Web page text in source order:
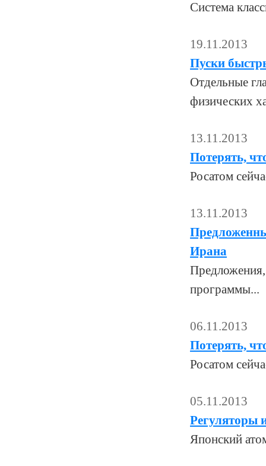
Система
19.11.2013
Пуски
Отдельные
физических
13.11.2013
Потерять,
Росатом
13.11.2013
Ирана
Предложения,
программы...
06.11.2013
Потерять,
Росатом
05.11.2013
Регуляторы
Японский